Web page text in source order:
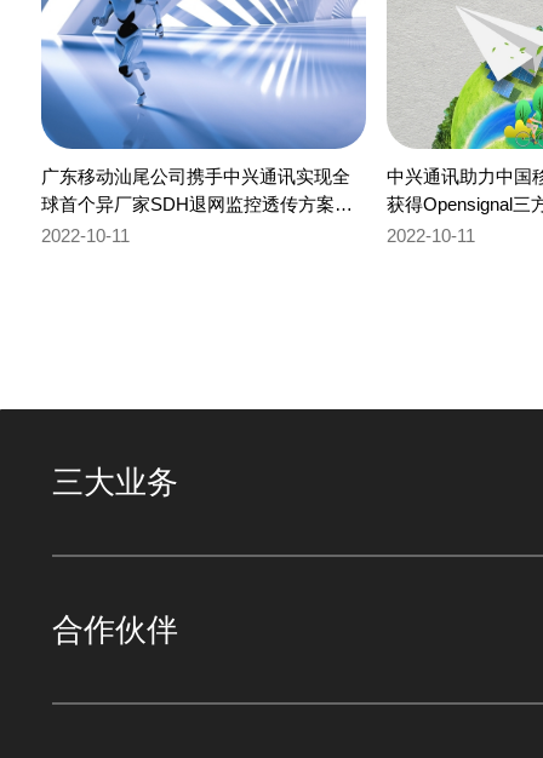
广东移动汕尾公司携手中兴通讯实现全
球首个异厂家SDH退网监控透传方案试
点转商用
2022-10-11
中兴通讯助力中国
获得Opensignal三
2022-10-11
三大业务
合作伙伴